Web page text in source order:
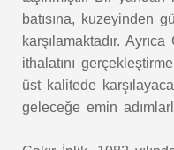
batısına, kuzeyinden
karşılamaktadır.
ithalatını
üst kalitede
geleceğe emin